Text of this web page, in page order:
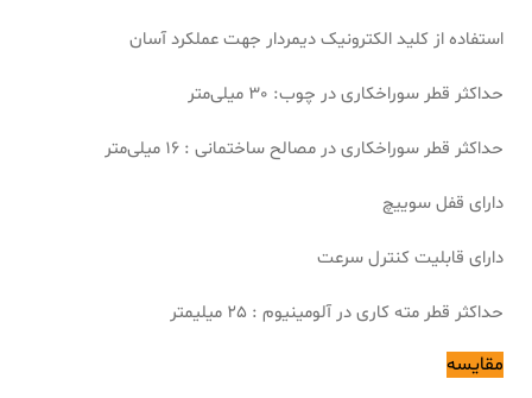
استفاده از کلید الکترونیک دیمردار جهت عملکرد آسان
حداکثر قطر سوراخکاری در چوب: 30 میلی‌متر
حداکثر قطر سوراخکاری در مصالح ساختمانی : 16 میلی‌متر
دارای قفل سوییچ
دارای قابلیت کنترل سرعت
حداکثر قطر مته کاری در آلومینیوم : 25 میلیمتر
مقایسه